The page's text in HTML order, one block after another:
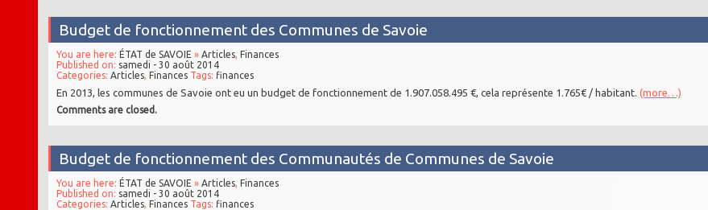
Budget de fonctionnement des Communes de Savoie
You are here: ÉTAT de SAVOIE » Articles, Finances
Published on: samedi - 30 août 2014
Categories: Articles, FinancesTags: finances
En 2013, les communes de Savoie ont eu un budget de fonctionnement de 1.907.058.495 €, cela représente 1.765€ / habitant. (more…)
Comments are closed.
Budget de fonctionnement des Communautés de Communes de Savoie
You are here: ÉTAT de SAVOIE » Articles, Finances
Published on: samedi - 30 août 2014
Categories: Articles, FinancesTags: finances